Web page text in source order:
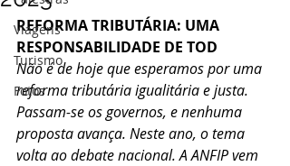
Viagens
Turismo
Fotos
REFORMA TRIBUTÁRIA: UMA
RESPONSABILIDADE DE TOD
Não é de hoje que esperamos por uma
reforma tributária igualitária e justa.
Passam-se os governos, e nenhuma
proposta avança. Neste ano, o tema
volta ao debate nacional. A ANFIP vem